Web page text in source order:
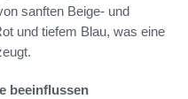
sanften Beige- und
und tiefem Blau, was eine
beeinflussen